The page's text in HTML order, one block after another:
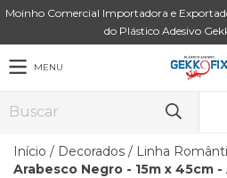
Moinho Comercial Importadora e
do Plástico Adesivo
MENU
Início / Decorados / Linha
Arabesco Negro - 15m x 45cm